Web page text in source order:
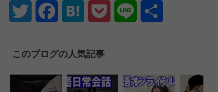
Twitter FacebookHatena Pocket Line
このブログの人気記事